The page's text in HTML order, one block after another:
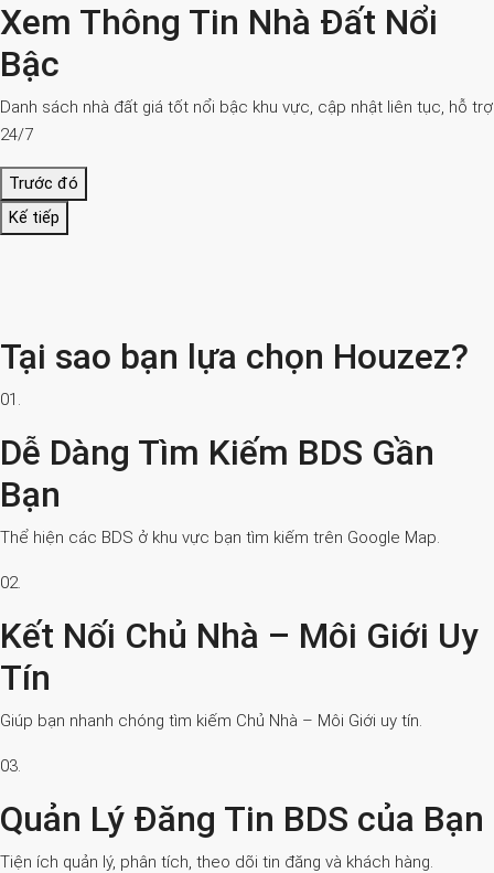
Xem Thông Tin Nhà Đất Nổi
Bậc
Danh sách nhà đất giá tốt nổi bậc khu vực, cập nhật liên tục, hỗ trợ
24/7
Trước đó
Kế tiếp
Tại sao bạn lựa chọn Houzez?
01.
Dễ Dàng Tìm Kiếm BDS Gần
Bạn
Thể hiện các BDS ở khu vực bạn tìm kiếm trên Google Map.
02.
Kết Nối Chủ Nhà – Môi Giới Uy
Tín
Giúp bạn nhanh chóng tìm kiếm Chủ Nhà – Môi Giới uy tín.
03.
Quản Lý Đăng Tin BDS của Bạn
Tiện ích quản lý, phân tích, theo dõi tin đăng và khách hàng.